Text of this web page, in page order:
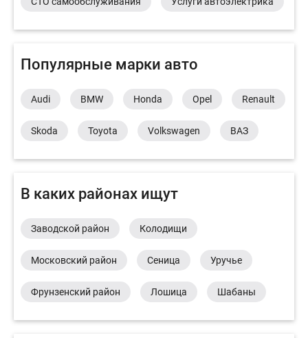
Популярные марки авто
Audi BMW Honda Opel Renault
Skoda Toyota Volkswagen ВАЗ
В каких районах ищут
Заводской район Колодищи
Московский район Сеница Уручье
Фрунзенский район Лошица Шабаны